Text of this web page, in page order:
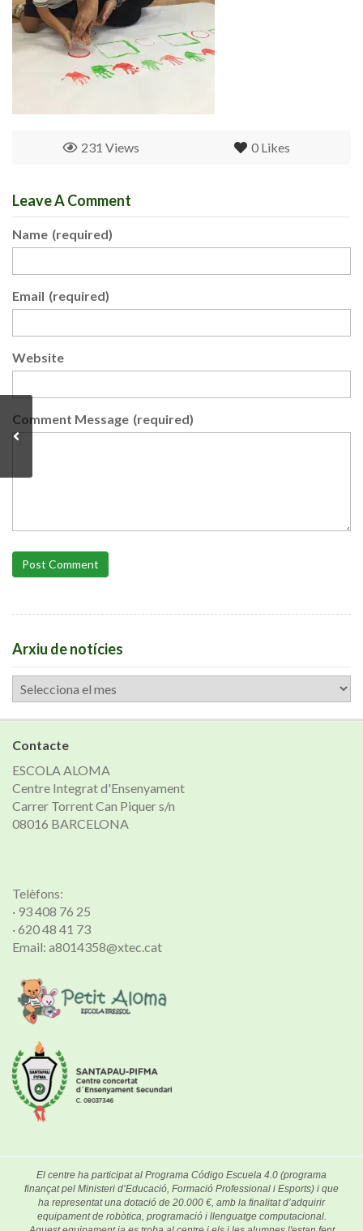
0 Likes
231 Views
Leave A Comment
Name (required)
Email (required)
Website
Comment Message (required)
Post Comment
Arxiu de notícies
Arxiu
de
notícies
Contacte
ESCOLA ALOMA
Centre Integrat d'Ensenyament
Carrer Torrent Can Piquer s/n
08016 BARCELONA
Telèfons:
· 93 408 76 25
· 620 48 41 73
Email: a8014358@xtec.cat
El centre ha participat al Programa Código Escuela 4.0 (programa
finançat pel Ministeri d’Educació, Formació Professional i Esports) i que
ha representat una dotació de 20.000 €, amb la finalitat d’adquirir
equipament de robòtica, programació i llenguatge computacional.